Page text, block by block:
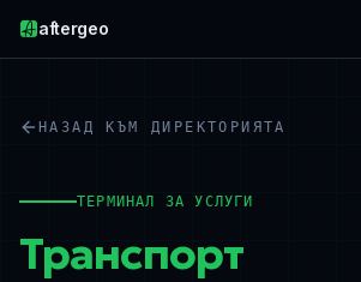
aftergeo
НАЗАД КЪМ ДИРЕКТОРИЯТА
ТЕРМИНАЛ ЗА УСЛУГИ
Транспорт